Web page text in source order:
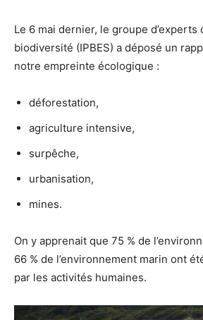
Le 6 mai dernier, le groupe d’experts
biodiversité (IPBES) a déposé un
notre empreinte écologique :
déforestation,
agriculture intensive,
surpêche,
urbanisation,
mines.
On y apprenait que 75 % de
66 % de l’environnement marin ont
par les activités humaines.